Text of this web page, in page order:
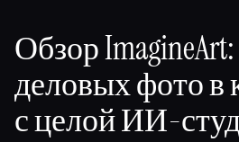
💻Разработчики 📈
🎓Студенты
Обзор
деловых фото в
с целой ИИ-